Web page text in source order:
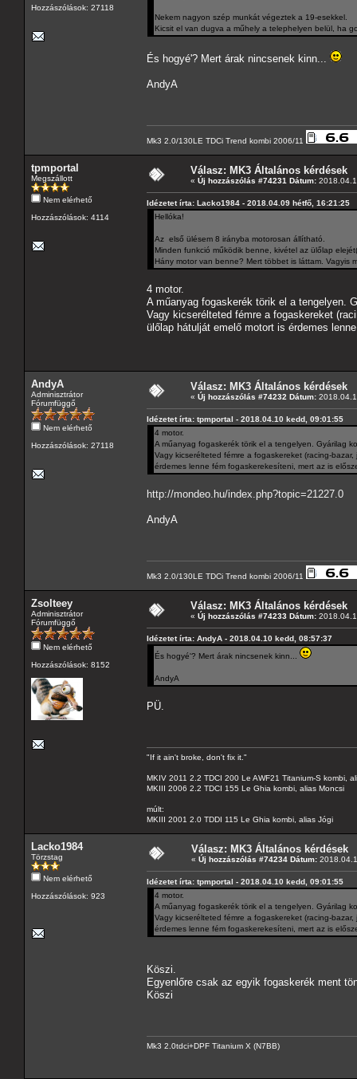
Hozzászólások: 27118
Nekem nagyon szép munkát végeztek a 19-esekkel.
Kicsit el van dugva a műhely a telephelyen belül, ha
És hogyé'? Mert árak nincsenek kinn...
AndyA
Mk3 2.0/130LE TDCi Trend kombi 2006/11
tpmportal
Megszállott
Nem elérhető
Hozzászólások: 4114
Válasz: MK3 Általános kérdések
« Új hozzászólás #74231 Dátum:
Idézetet írta: Lacko1984 - 2018.04.09 hétfő, 16:21:25
Hellóka!
Az első ülésem 8 irányba motorosan állítható.
Minden funkció működik benne, kivétel az ülőlap
Hány motor van benne? Mert többet is láttam. Vagyis
4 motor.
A műanyag fogaskerék törik el a tengelyen.
Vagy kicserélteted fémre a fogaskereket
ülőlap hátulját emelő motort is érdemes
AndyA
Adminisztrátor
Fórumfüggő
Nem elérhető
Hozzászólások: 27118
Válasz: MK3 Általános kérdések
« Új hozzászólás #74232 Dátum:
Idézetet írta: tpmportal - 2018.04.10 kedd, 09:01:55
4 motor.
A műanyag fogaskerék törik el a tengelyen. Gyárilag
Vagy kicserélteted fémre a fogaskereket (racing-
érdemes lenne fém fogaskerekesíteni, mert az is
http://mondeo.hu/index.php?topic=21227.0
AndyA
Mk3 2.0/130LE TDCi Trend kombi 2006/11
Zsolteey
Adminisztrátor
Fórumfüggő
Nem elérhető
Hozzászólások: 8152
Válasz: MK3 Általános kérdések
« Új hozzászólás #74233 Dátum:
Idézetet írta: AndyA - 2018.04.10 kedd, 08:57:37
És hogyé'? Mert árak nincsenek kinn...
AndyA
PÜ.
"If it ain't broke, don't fix it."
MKIV 2011 2.2 TDCI 200 Le AWF21 Titanium-S kombi,
MKIII 2006 2.2 TDCI 155 Le Ghia kombi, alias Moncsi
múlt:
MKIII 2001 2.0 TDDI 115 Le Ghia kombi, alias Jógi
Lacko1984
Törzstag
Nem elérhető
Hozzászólások: 923
Válasz: MK3 Általános kérdések
« Új hozzászólás #74234 Dátum:
Idézetet írta: tpmportal - 2018.04.10 kedd, 09:01:55
4 motor.
A műanyag fogaskerék törik el a tengelyen. Gyárilag
Vagy kicserélteted fémre a fogaskereket (racing-
érdemes lenne fém fogaskerekesíteni, mert az is
Köszi.
Egyenlőre csak az egyik fogaskerék ment
Köszi
Mk3 2.0tdci+DPF Titanium X (N7BB)